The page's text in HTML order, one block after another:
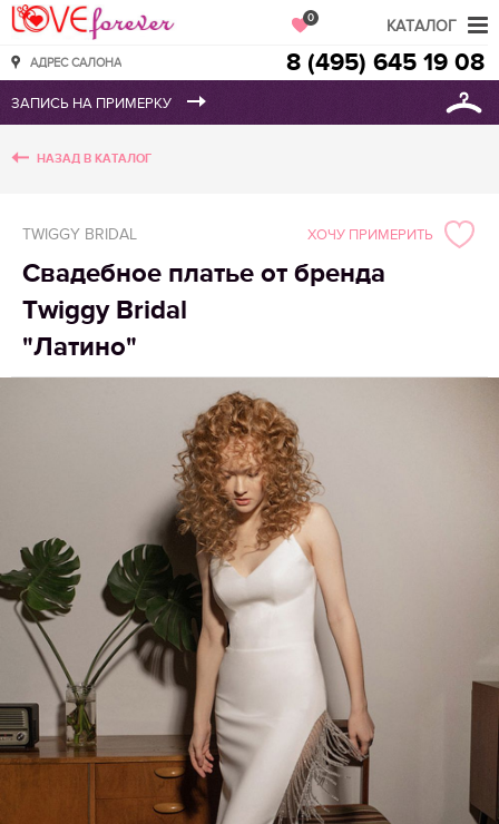
Love Forever
АДРЕС САЛОНА
0
8 (495) 645 19 08
НАЗАД В КАТАЛОГ
TWIGGY BRIDAL
Свадебное платье от бренда
Twiggy Bridal
"Латино"
ХОЧУ ПРИМЕРИТЬ
КАТАЛОГ